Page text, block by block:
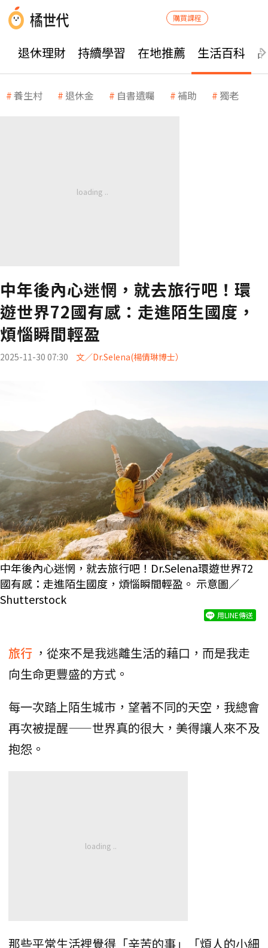
購買課程
退休理財 持續學習 在地推薦 生活百科
養生村 退休金 自書遺囑 補助 獨老
中年後內心迷惘，就去旅行吧！環
遊世界72國有感：走進陌生國度，
煩惱瞬間輕盈
2025-11-30 07:30 文／Dr.Selena(楊倩琳博士）
中年後內心迷惘，就去旅行吧！Dr.Selena環遊世界72
國有感：走進陌生國度，煩惱瞬間輕盈。 示意圖／
Shutterstock
用LINE傳送
旅行 ，從來不是我逃離生活的藉口，而是我走
向生命更豐盛的方式。
每一次踏上陌生城市，望著不同的天空，我總會
再次被提醒——世界真的很大，美得讓人來不及
抱怨。
那些平常生活裡覺得「辛苦的事」「煩人的小細